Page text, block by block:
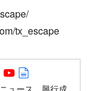
tx_escape
on SNS
Follow on SNS
Follow on